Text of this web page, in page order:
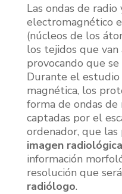
Las ondas de radio
electromagnético
(núcleos de los
los tejidos que van
provocando que
Durante el estudio
magnética, los
forma de ondas de
captadas por el
ordenador, que las
imagen radiológica
información
resolución que
radiólogo.